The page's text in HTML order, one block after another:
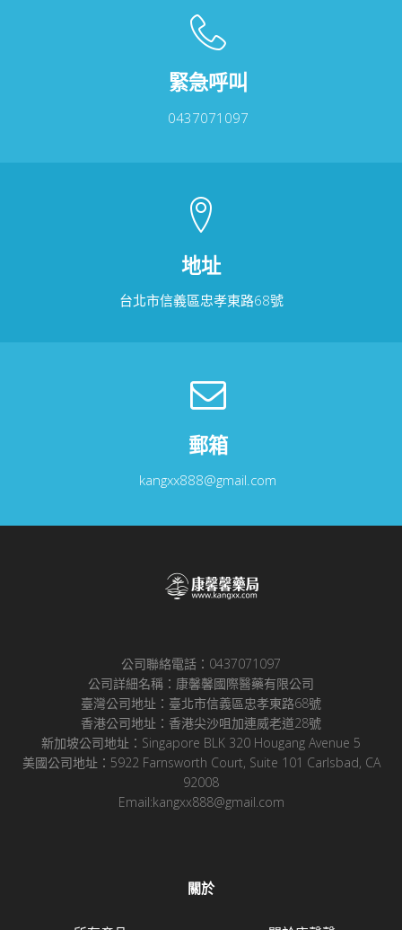
緊急呼叫
0437071097
地址
台北市信義區忠孝東路68號
郵箱
kangxx888@gmail.com
公司聯絡電話：0437071097
公司詳細名稱：康馨馨國際醫藥有限公司
臺灣公司地址：臺北市信義區忠孝東路68號
香港公司地址：香港尖沙咀加連威老道28號
新加坡公司地址：Singapore BLK 320 Hougang Avenue 5
美國公司地址：5922 Farnsworth Court, Suite 101 Carlsbad, CA
92008
Email:kangxx888@gmail.com
關於